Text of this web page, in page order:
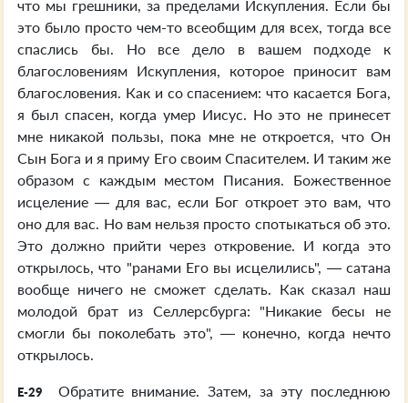
что мы грешники, за пределами Искупления. Если бы
это было просто чем-то всеобщим для всех, тогда все
спаслись бы. Но все дело в вашем подходе к
благословениям Искупления, которое приносит вам
благословения. Как и со спасением: что касается Бога,
я был спасен, когда умер Иисус. Но это не принесет
мне никакой пользы, пока мне не откроется, что Он
Сын Бога и я приму Его своим Спасителем. И таким же
образом с каждым местом Писания. Божественное
исцеление — для вас, если Бог откроет это вам, что
оно для вас. Но вам нельзя просто спотыкаться об это.
Это должно прийти через откровение. И когда это
открылось, что "ранами Его вы исцелились", — сатана
вообще ничего не сможет сделать. Как сказал наш
молодой брат из Селлерсбурга: "Никакие бесы не
смогли бы поколебать это", — конечно, когда нечто
открылось.
E-29
Обратите внимание. Затем, за эту последнюю